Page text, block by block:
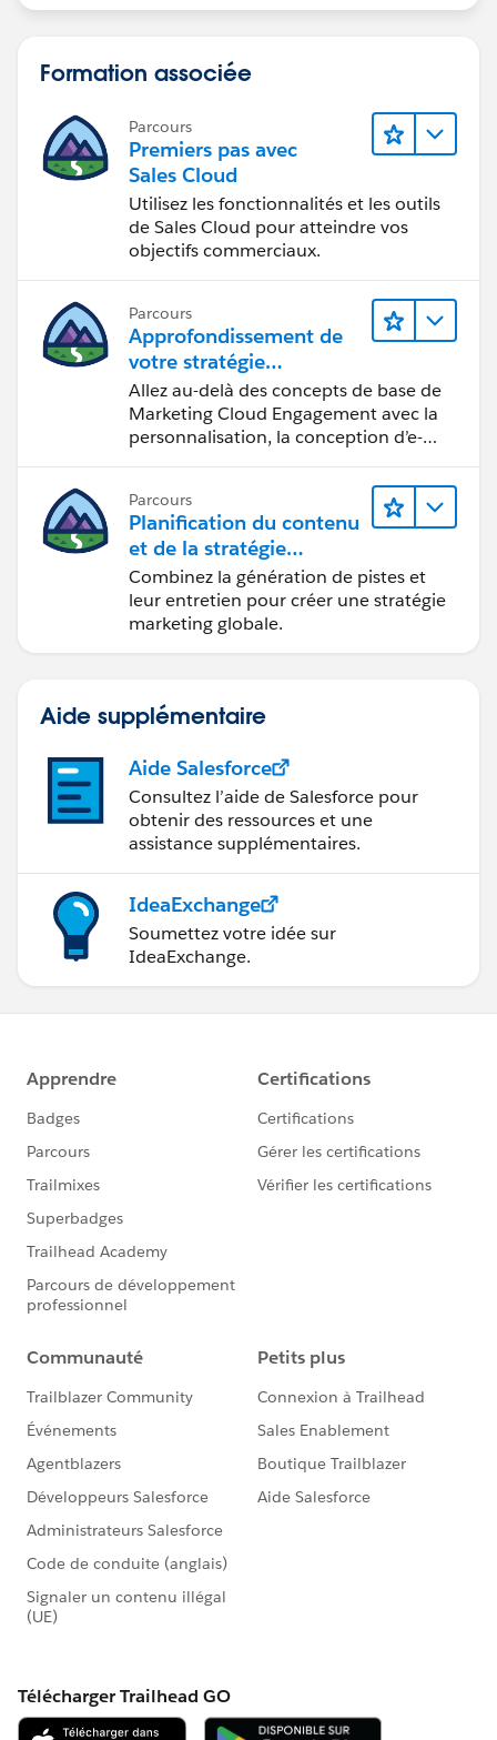
Formation associée
Parcours
Premiers pas avec
Sales Cloud
Utilisez les fonctionnalités et les outils
de Sales Cloud pour atteindre vos
objectifs commerciaux.
Parcours
Approfondissement de
votre stratégie
marketing
Allez au-delà des concepts de base de
Marketing Cloud Engagement avec la
personnalisation, la conception d’e-
Parcours
Planification du contenu
et de la stratégie
marketing avec
Marketing Cloud
Account Engagement
Combinez la génération de pistes et
leur entretien pour créer une stratégie
marketing globale.
Aide supplémentaire
Aide Salesforce
Consultez l’aide de Salesforce pour
obtenir des ressources et une
assistance supplémentaires.
IdeaExchange
Soumettez votre idée sur
IdeaExchange.